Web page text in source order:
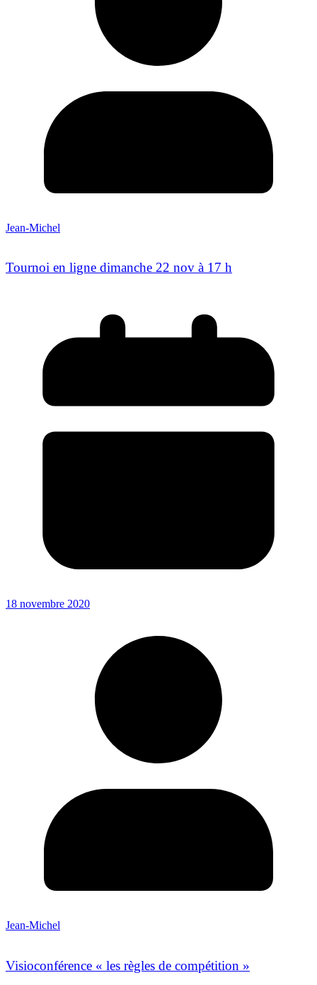
Jean-Michel
Tournoi en ligne dimanche 22 nov à 17 h
18 novembre 2020
Jean-Michel
Visioconférence « les règles de compétition »